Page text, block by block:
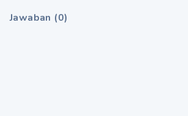
Jawaban (0)